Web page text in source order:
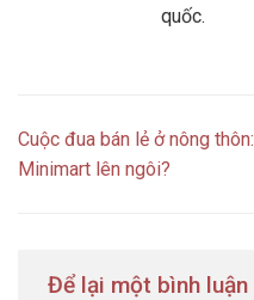
quốc.
Cuộc đua bán lẻ ở nông thôn:
Minimart lên ngôi?
Để lại một bình luận